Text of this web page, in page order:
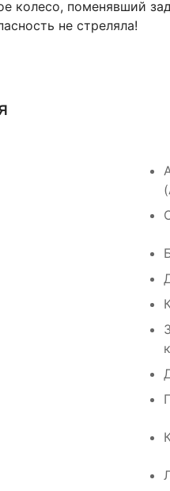
колесо, поменявший
не стреляла!